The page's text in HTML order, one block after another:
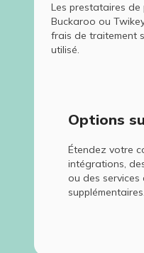
Les prestataires de
Buckaroo ou
frais de traitement
utilisé.
Options
Étendez votre
intégrations,
ou des services
supplémentaires.